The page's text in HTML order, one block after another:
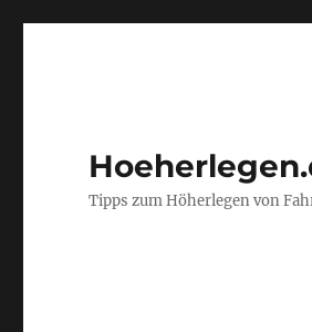
Tipps zum Höherlegen von